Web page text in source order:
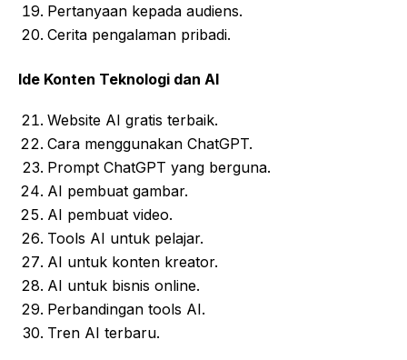
Pertanyaan kepada audiens.
Cerita pengalaman pribadi.
Ide Konten Teknologi dan AI
Website AI gratis terbaik.
Cara menggunakan ChatGPT.
Prompt ChatGPT yang berguna.
AI pembuat gambar.
AI pembuat video.
Tools AI untuk pelajar.
AI untuk konten kreator.
AI untuk bisnis online.
Perbandingan tools AI.
Tren AI terbaru.